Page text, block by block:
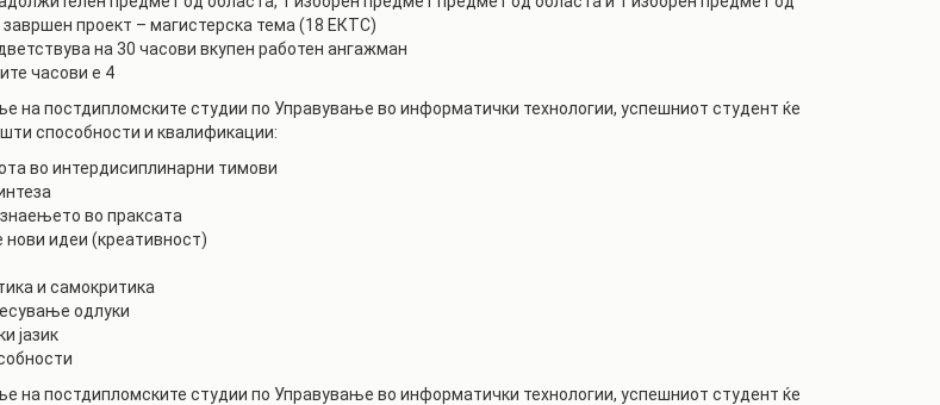
проект – магистерска тема (18 ЕКТС)
на 30 часови вкупен работен ангажман
часови е 4
на постдипломските студии по Управување во информатички технологии, успешниот студент ќе
способности и квалификации:
во интердисиплинарни тимови
во праксата
идеи (креативност)
и самокритика
одлуки
јазик
на постдипломските студии по Управување во информатички технологии, успешниот студент ќе